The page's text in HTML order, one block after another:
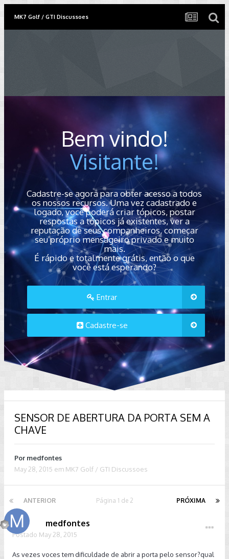
MK7 Golf / GTI Discussoes
Bem vindo!
Visitante!
Cadastre-se agora para obter acesso a todos
os nossos recursos. Uma vez cadastrado e
logado, você poderá criar tópicos, postar
respostas a tópicos já existentes, ver a
reputação de seus companheiros, começar
seu próprio mensageiro privado e muito
mais.
É rápido e totalmente grátis, então o que
você está esperando?
Entrar
Cadastre-se
SENSOR DE ABERTURA DA PORTA SEM A
CHAVE
Por medfontes
May 28, 2015 em MK7 Golf / GTI Discussoes
ANTERIOR PRÓXIMA
Página 1 de 2
medfontes
Postado May 28, 2015
As vezes voces tem dificuldade de abrir a porta pelo sensor?qual